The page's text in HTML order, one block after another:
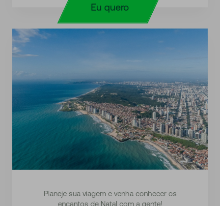
Eu quero
Planeje sua viagem e venha conhecer os
encantos de Natal com a gente!